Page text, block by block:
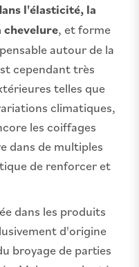
l'élasticité, la
chevelure, et forme
autour de la
cependant très
telles que
climatiques,
les coiffages
dans de multiples
de renforcer et
dans les produits
d'origine
broyage de parties